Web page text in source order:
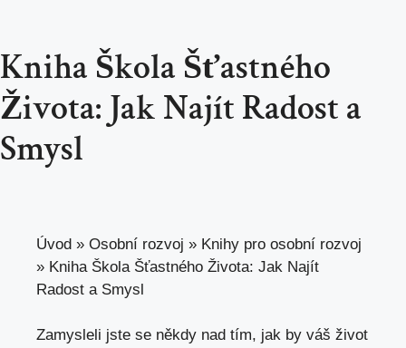
Kniha Škola Šťastného
Života: Jak Najít Radost a
Smysl
Úvod » Osobní rozvoj » Knihy pro osobní rozvoj
» Kniha Škola Šťastného Života: Jak Najít
Radost a Smysl
Zamysleli jste se někdy nad tím, jak by váš život